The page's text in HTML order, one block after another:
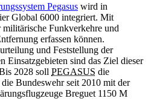
Pegasus wird in
Global 6000 integriert. Mit
Funkverkehre und
erfassen können.
und Feststellung der
Einsatzgebieten sind das Ziel dieser
2028 soll PEGASUS die
Bundeswehr seit 2010 mit der
Breguet 1150 M